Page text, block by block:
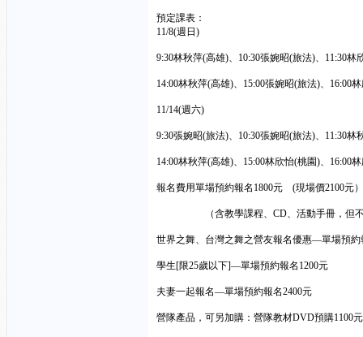
預定課表：
11/8(週日)
9:30林秋萍(高雄)、10:30張婉昭(旅法)、11:30林
14:00林秋萍(高雄)、15:00張婉昭(旅法)、16:00
11/14(週六)
9:30張婉昭(旅法)、10:30張婉昭(旅法)、11:30林
14:00林秋萍(高雄)、15:00林欣怡(桃園)、16:00
報名費用單場預約報名1800元 (現場價2100元
（含教學課程、CD、活動手冊，但不含
世界之舞、台灣之舞之營友報名優惠—單場預約
學生[限25歲以下]—單場預約報名1200元
夫妻一起報名—單場預約報名2400元
營隊產品，可另加購：營隊教材DVD預購1100